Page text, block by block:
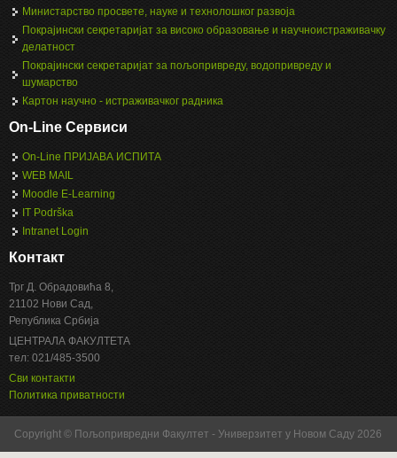
Министарство просвете, науке и технолошког развоја
Покрајински секретаријат за високо образовање и научноистраживачку
делатност
Покрајински секретаријат за пољопривреду, водопривреду и
шумарство
Картон научно - истраживачког радника
On-Line Сервиси
On-Line ПРИЈАВА ИСПИТА
WEB MAIL
Moodle E-Learning
IT Podrška
Intranet Login
Контакт
Трг Д. Обрадовића 8,
21102 Нови Сад,
Република Србија
ЦЕНТРАЛА ФАКУЛТЕТА
тел: 021/485-3500
Сви контакти
Политика приватности
Copyright © Пољопривредни Факултет - Универзитет у Новом Саду 2026